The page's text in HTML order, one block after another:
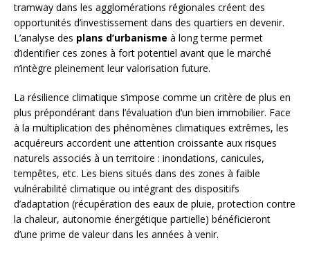
tramway dans les agglomérations régionales créent des
opportunités d’investissement dans des quartiers en devenir.
L’analyse des plans d’urbanisme à long terme permet
d’identifier ces zones à fort potentiel avant que le marché
n’intègre pleinement leur valorisation future.
La résilience climatique s’impose comme un critère de plus en
plus prépondérant dans l’évaluation d’un bien immobilier. Face
à la multiplication des phénomènes climatiques extrêmes, les
acquéreurs accordent une attention croissante aux risques
naturels associés à un territoire : inondations, canicules,
tempêtes, etc. Les biens situés dans des zones à faible
vulnérabilité climatique ou intégrant des dispositifs
d’adaptation (récupération des eaux de pluie, protection contre
la chaleur, autonomie énergétique partielle) bénéficieront
d’une prime de valeur dans les années à venir.